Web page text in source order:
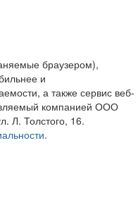
браузером),
и
а также сервис веб-
компанией ООО
Л. Толстого, 16.